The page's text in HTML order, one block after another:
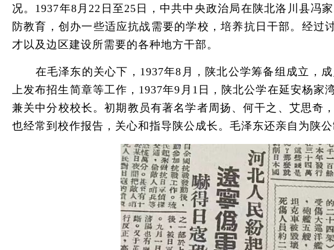
况。1937年8月22日至25日，中共中央政治局在陕北洛川县冯
防教育，创办一些适应抗战需要的学校，培养抗日干部。经
才以及边区建设所需要的各种地方干部。
在毛泽东的关心下，1937年8月，陕北公学筹备组成立，成
上发布招生简章等工作，1937年9月1日，陕北公学在延安杨
兼关中分校校长。初期教员有著名学者周扬、何干之、艾思奇
也经常到校作报告，关心和指导陕公成长。毛泽东还亲自为陕